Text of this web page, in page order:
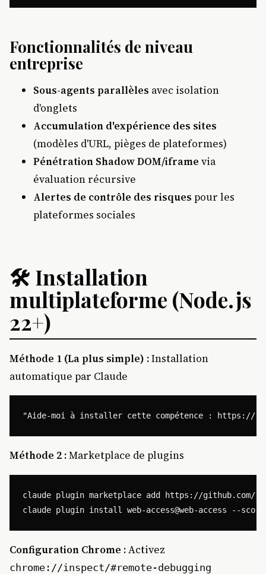
Fonctionnalités de niveau
entreprise
Sous-agents parallèles avec isolation
d'onglets
Accumulation d'expérience des sites
(modèles d'URL, pièges de plateformes)
Pénétration Shadow DOM/iframe via
évaluation récursive
Alertes de contrôle des risques pour les
plateformes sociales
🛠️ Installation
multiplateforme (Node.js
22+)
Méthode 1 (La plus simple) :Installation
automatique par Claude
Méthode 2 :Marketplace de plugins
claude plugin marketplace add https://github.com/
Configuration Chrome :Activez
chrome://inspect/#remote-debugging